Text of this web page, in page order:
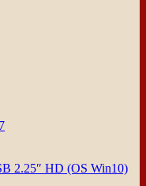
2.25″ HD (OS Win10)